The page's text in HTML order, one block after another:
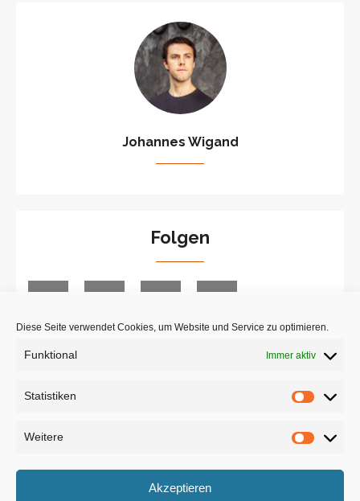
Diese Seite verwendet Cookies, um Website und Service zu optimieren.
Funktional Immer aktiv
Statistiken
Weitere
Akzeptieren
Johannes Wigand
Folgen